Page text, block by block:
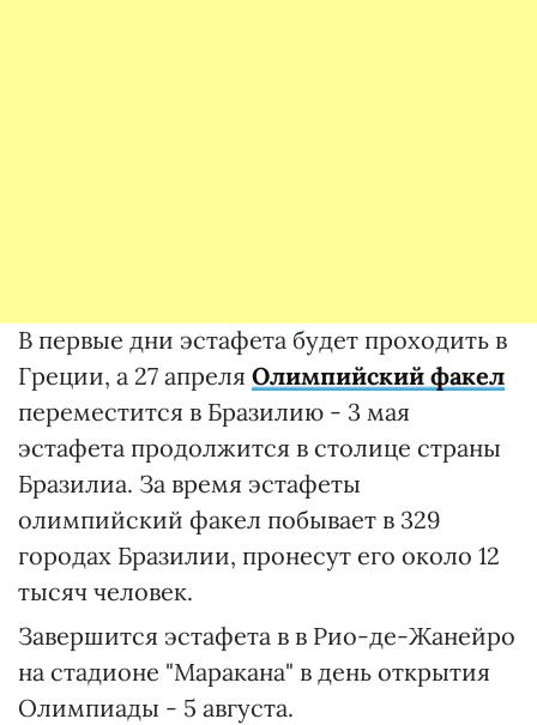
В первые дни эстафета будет проходить в
Греции, а 27 апреля Олимпийский факел
переместится в Бразилию - 3 мая
эстафета продолжится в столице страны
Бразилиа. За время эстафеты
олимпийский факел побывает в 329
городах Бразилии, пронесут его около 12
тысяч человек.
Завершится эстафета в в Рио-де-Жанейро
на стадионе "Маракана" в день открытия
Олимпиады - 5 августа.